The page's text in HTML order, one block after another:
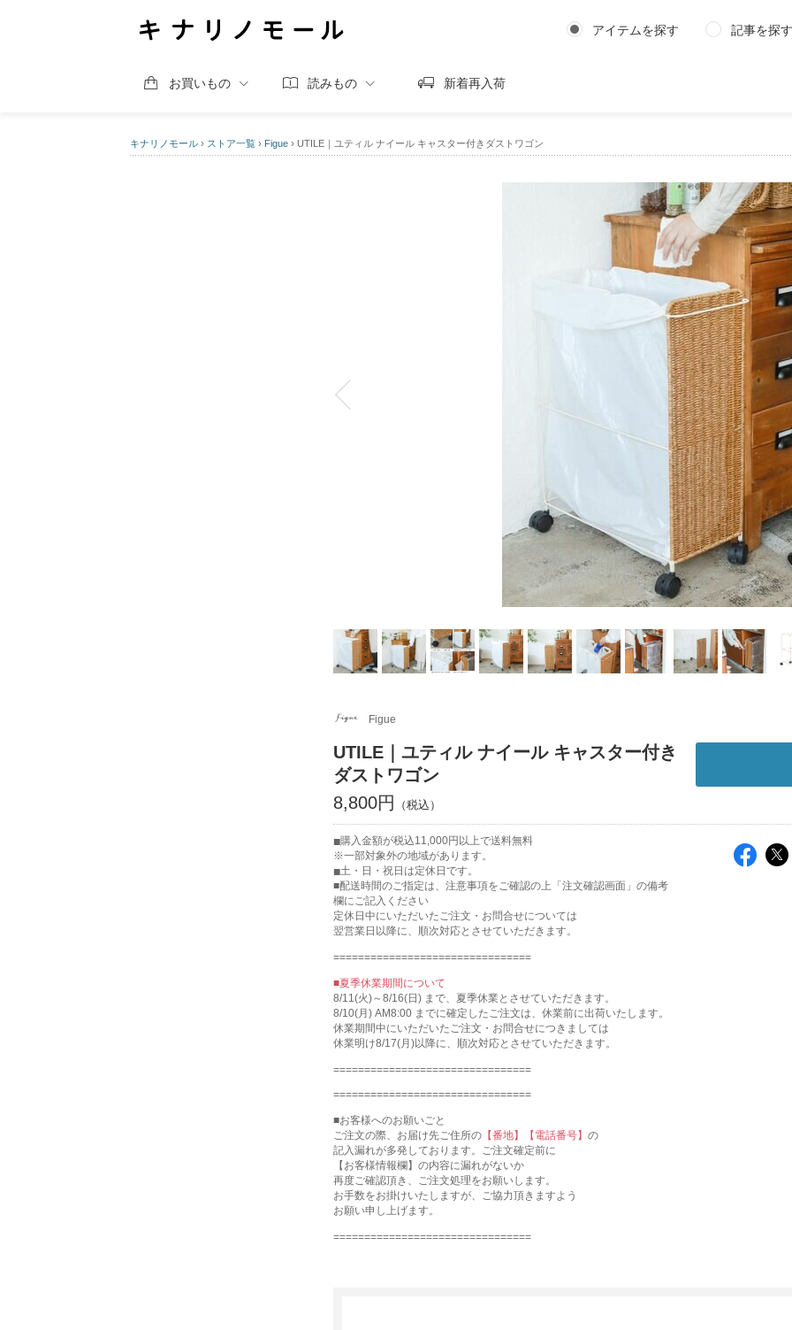
アイテムを探す 記事を探す
お買いもの 読みもの 新着再入荷
キナリノモール › ストア一覧 › Figue › UTILE｜ユティル ナイール キャスター付きダストワゴン
Figue
UTILE｜ユティル ナイール キャスター付き
ダストワゴン
8,800円
購入金額が税込11,000円以上で送料無料
※一部対象外の地域があります。
土・日・祝日は定休日です。
■配送時間のご指定は、注意事項をご確認の上「注文確認画面」の備考
欄にご記入ください
定休日中にいただいたご注文・お問合せについては
翌営業日以降に、順次対応とさせていただきます。
================================
■夏季休業期間について
8/11(火)～8/16(日) まで、夏季休業とさせていただきます。
8/10(月) AM8:00 までに確定したご注文は、休業前に出荷いたします。
休業期間中にいただいたご注文・お問合せにつきましては
休業明け8/17(月)以降に、順次対応とさせていただきます。
================================
================================
■お客様へのお願いごと
ご注文の際、お届け先ご住所の 【番地】【電話番号】 の
記入漏れが多発しております。ご注文確定前に
【お客様情報欄】の内容に漏れがないか
再度ご確認頂き、ご注文処理をお願いします。
お手数をお掛けいたしますが、ご協力頂きますよう
お願い申し上げます。
================================